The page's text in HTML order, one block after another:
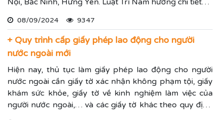
quy định mới nhất.
08/09/2024 9347
+ Quy trình cấp giấy phép lao động cho người
nước ngoài mới
Hiện nay, thủ tục làm giấy phép lao động cho người
nước ngoài cần giấy tờ xác nhận không phạm tội, giấy
khám sức khỏe, giấy tờ về kinh nghiệm làm việc của
người nước ngoài,… và các giấy tờ khác theo quy định